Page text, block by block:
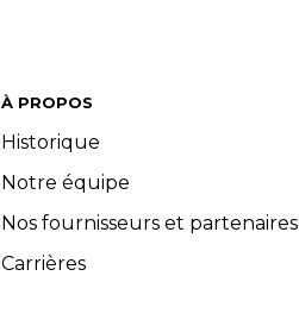
À PROPOS
Historique
Notre équipe
Nos fournisseurs et partenaires
Carrières